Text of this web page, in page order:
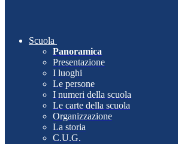
Scuola
Panoramica
Presentazione
I luoghi
Le persone
I numeri della scuola
Le carte della scuola
Organizzazione
La storia
C.U.G.